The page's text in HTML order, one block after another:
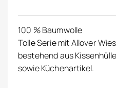
100 % Baumwolle
Tolle Serie mit Allover
bestehend aus
sowie Küchenartikel.